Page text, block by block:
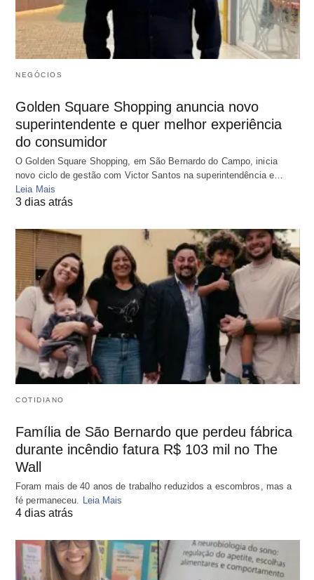
NEGÓCIOS
Golden Square Shopping anuncia novo
superintendente e quer melhor experiência
do consumidor
O Golden Square Shopping, em São Bernardo do Campo, inicia
novo ciclo de gestão com Victor Santos na superintendência e…
Leia Mais
3 dias atrás
COTIDIANO
Família de São Bernardo que perdeu fábrica
durante incêndio fatura R$ 103 mil no The
Wall
Foram mais de 40 anos de trabalho reduzidos a escombros, mas a
fé permaneceu. Leia Mais
4 dias atrás